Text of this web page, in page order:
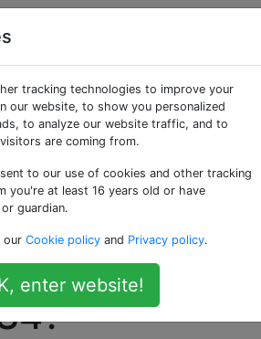
il un moyen
de
par défaut
tracking technologies to improve your
our website, to show you personalized
to analyze our website traffic, and to
are coming from.
to our use of cookies and other tracking
you're at least 16 years old or have
guardian.
our Cookie policy and Privacy policy.
enter website!